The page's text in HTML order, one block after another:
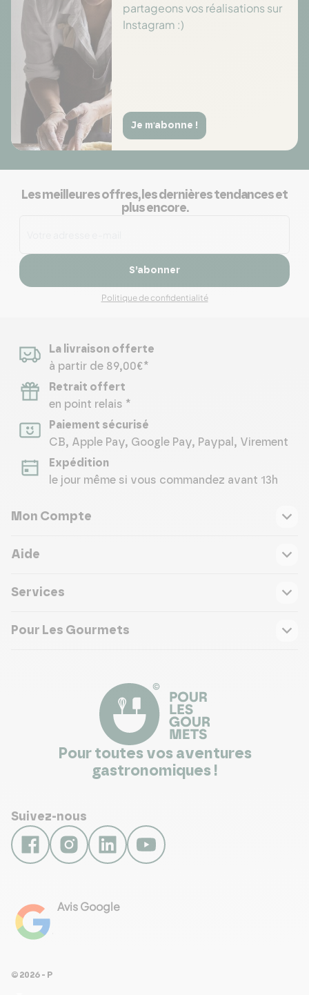
partageons vos réalisations sur
Instagram :)
Je m'abonne !
Les meilleures offres, les dernières tendances et
plus encore.
S’abonner
Politique de confidentialité
La livraison offerte
à partir de 89,00€*
Retrait offert
en point relais *
Paiement sécurisé
CB, Apple Pay, Google Pay, Paypal, Virement
Expédition
le jour même si vous commandez avant 13h
Mon Compte
Aide
Services
Pour Les Gourmets
Pour toutes vos aventures
gastronomiques !
Suivez-nous
Avis Google
© 2026 - Pour Les Gourmets